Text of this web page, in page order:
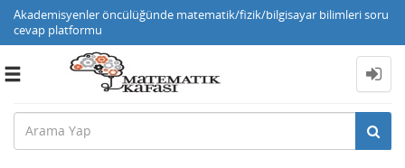
Akademisyenler öncülüğünde matematik/fizik/bilgisayar bilimleri soru
cevap platformu
Toggle